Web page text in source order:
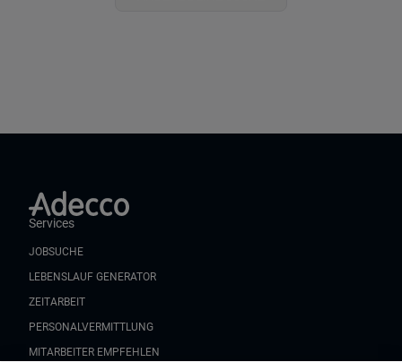
Services
JOBSUCHE
LEBENSLAUF GENERATOR
ZEITARBEIT
PERSONALVERMITTLUNG
MITARBEITER EMPFEHLEN